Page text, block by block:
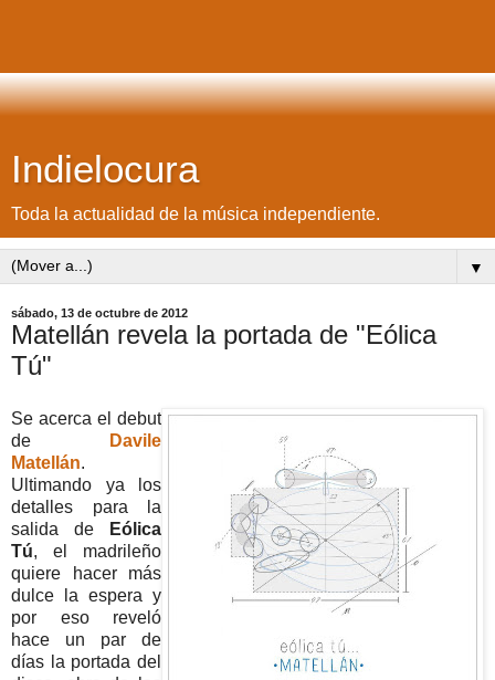
Indielocura
Toda la actualidad de la música independiente.
▼
sábado, 13 de octubre de 2012
Matellán revela la portada de "Eólica
Tú"
Se acerca el debut
de
Davile
Matellán.
Ultimando ya los
detalles para la
salida de
Eólica
Tú, el madrileño
quiere hacer más
dulce la espera y
por eso reveló
hace un par de
días la portada del